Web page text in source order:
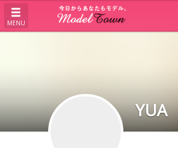
MENU
YUA